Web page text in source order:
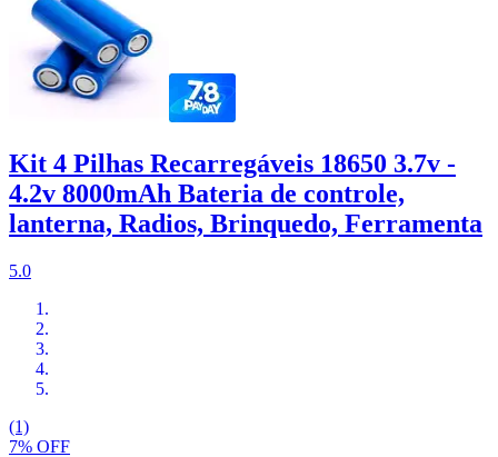
Kit 4 Pilhas Recarregáveis 18650 3.7v -
4.2v 8000mAh Bateria de controle,
lanterna, Radios, Brinquedo, Ferramenta
5.0
(1)
7% OFF